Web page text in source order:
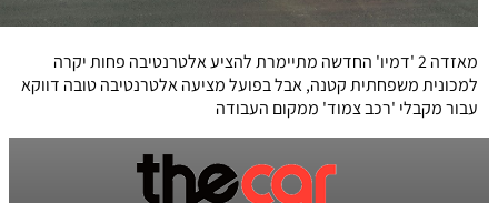
מאזדה 2 'דמיו' החדשה מתיימרת להציע אלטרנטיבה פחות יקרה
למכונית משפחתית קטנה, אבל בפועל מציעה אלטרנטיבה טובה דווקא
עבור מקבלי 'רכב צמוד' ממקום העבודה